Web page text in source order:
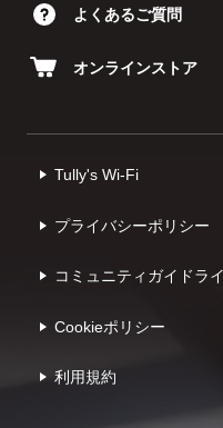
よくあるご質問
オンラインストア
Tully's Wi-Fi
プライバシーポリシー
コミュニティガイドラ
Cookieポリシー
利⽤規約